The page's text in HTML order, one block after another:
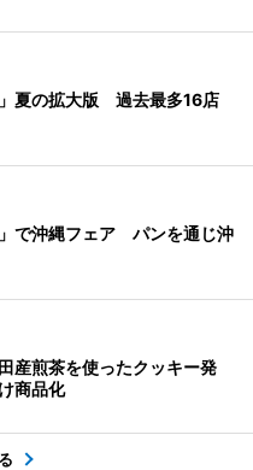
夏の拡大版 過去最多16店
で沖縄フェア パンを通じ沖
産煎茶を使ったクッキー発
商品化